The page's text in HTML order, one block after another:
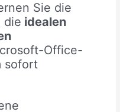
Sie die
die idealen
Office-
sofort